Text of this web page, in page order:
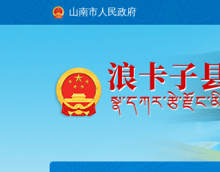
山南市人民政府